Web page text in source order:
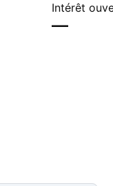
Intérêt
—